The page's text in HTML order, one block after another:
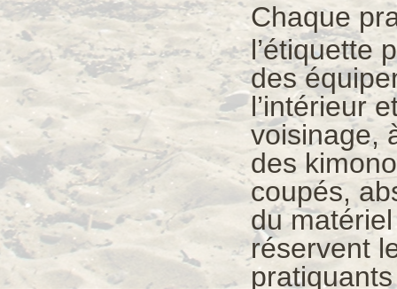
Chaque
l’étiquette
des
l’intérieur
voisinage,
des
coupés,
du
réservent